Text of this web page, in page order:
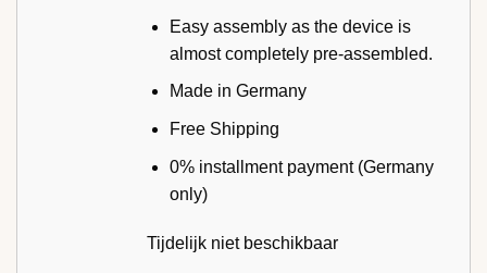
Easy assembly as the device is
almost completely pre-assembled.
Made in Germany
Free Shipping
0% installment payment (Germany
only)
Tijdelijk niet beschikbaar